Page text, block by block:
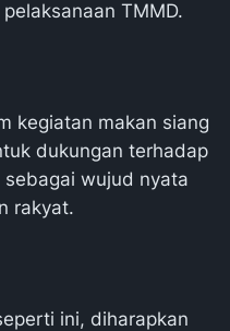
TMMD.
kegiatan makan siang
dukungan terhadap
sebagai wujud nyata
rakyat.
ini, diharapkan